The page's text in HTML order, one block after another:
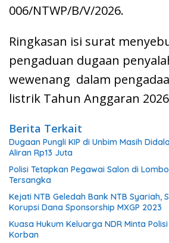
006/NTWP/B/V/2026.
Ringkasan isi surat
pengaduan dugaan
wewenang dalam
listrik Tahun Anggaran
Berita Terkait
Dugaan Pungli KIP di Unbim Masih
Aliran Rp13 Juta
Polisi Tetapkan Pegawai Salon di
Tersangka
Kejati NTB Geledah Bank NTB Syariah,
Korupsi Dana Sponsorship MXGP 2023
Kuasa Hukum Keluarga NDR Minta
Korban